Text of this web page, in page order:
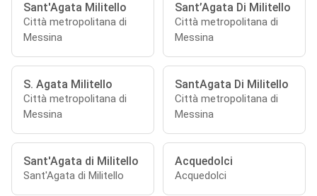
Sant'Agata Militello
Città metropolitana di
Messina
Sant’Agata Di Militello
Città metropolitana di
Messina
S. Agata Militello
Città metropolitana di
Messina
SantAgata Di Militello
Città metropolitana di
Messina
Sant'Agata di Militello
Sant'Agata di Militello
Acquedolci
Acquedolci